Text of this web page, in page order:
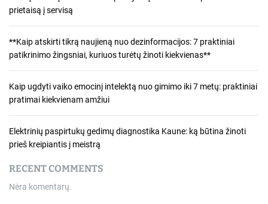
prietaisą į servisą
**Kaip atskirti tikrą naujieną nuo dezinformacijos: 7 praktiniai
patikrinimo žingsniai, kuriuos turėtų žinoti kiekvienas**
Kaip ugdyti vaiko emocinį intelektą nuo gimimo iki 7 metų: praktiniai
pratimai kiekvienam amžiui
Elektrinių paspirtukų gedimų diagnostika Kaune: ką būtina žinoti
prieš kreipiantis į meistrą
RECENT COMMENTS
Nėra komentarų.